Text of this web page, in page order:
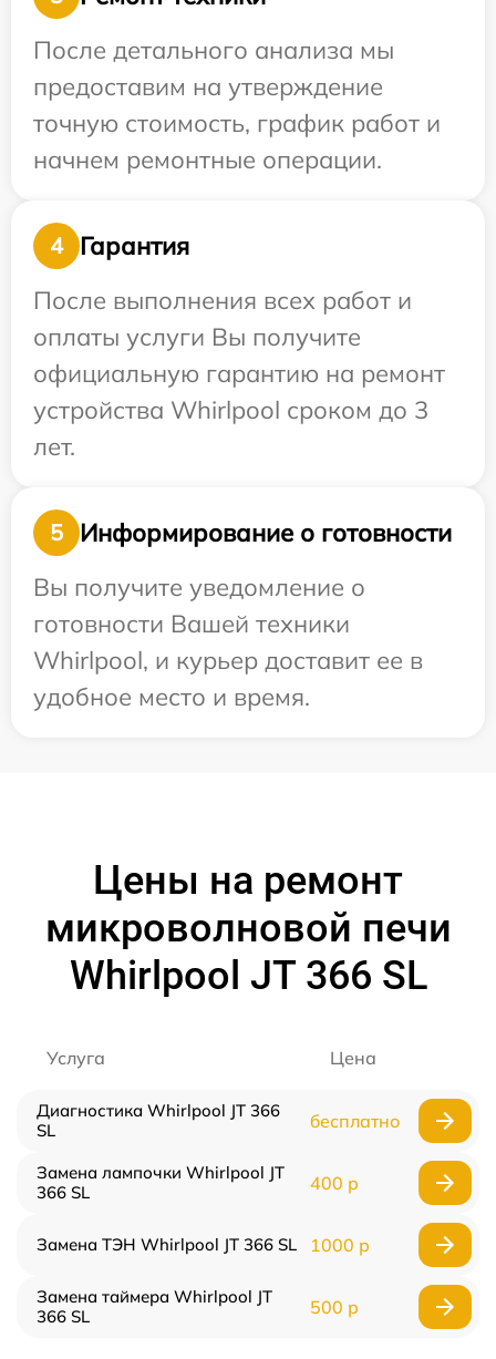
После детального анализа мы
предоставим на утверждение
точную стоимость, график работ и
начнем ремонтные операции.
4
Гарантия
После выполнения всех работ и
оплаты услуги Вы получите
официальную гарантию на ремонт
устройства Whirlpool сроком до 3
лет.
5
Информирование о готовности
Вы получите уведомление о
готовности Вашей техники
Whirlpool, и курьер доставит ее в
удобное место и время.
Цены на ремонт
микроволновой печи
Whirlpool JT 366 SL
Услуга Цена
Диагностика Whirlpool JT 366
SL
бесплатно
Замена лампочки Whirlpool JT
366 SL
400 р
Замена ТЭН Whirlpool JT 366 SL 1000 р
Замена таймера Whirlpool JT
366 SL
500 р